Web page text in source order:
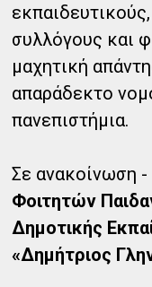
συλλόγους και
μαχητική
απαράδεκτο
πανεπιστήμια.
Σε ανακοίνωση
Φοιτητών
Δημοτικής
«Δημήτριος